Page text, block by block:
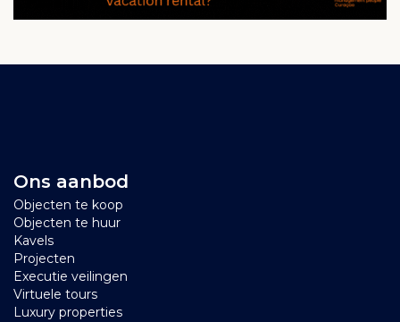
Ons aanbod
Objecten te koop
Objecten te huur
Kavels
Projecten
Executie veilingen
Virtuele tours
Luxury properties